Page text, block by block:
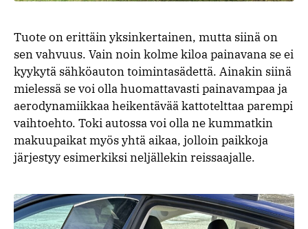
Tuote on erittäin yksinkertainen, mutta siinä on
sen vahvuus. Vain noin kolme kiloa painavana se ei
kyykytä sähköauton toimintasädettä. Ainakin siinä
mielessä se voi olla huomattavasti painavampaa ja
aerodynamiikkaa heikentävää kattotelttaa parempi
vaihtoehto. Toki autossa voi olla ne kummatkin
makuupaikat myös yhtä aikaa, jolloin paikkoja
järjestyy esimerkiksi neljällekin reissaajalle.